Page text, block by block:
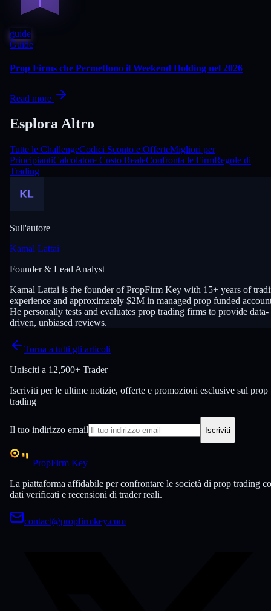
guide
Guide
Prop Firms che Permettono il Weekend Holding nel 2026
Read more
Esplora Altro
Tutte le ChallengeCodici Sconto e OfferteMigliori per
PrincipiantiCalcolatore Costo RealeConfronta le FirmRegole di
Trading
Sull'autore
Kamal Lattai
Founder & Lead Analyst
Kamal Lattai is the founder of PropFirm Key with 15+ years of
experience and approximately $2M in managed prop funded
He personally tests and evaluates prop trading firms to provide data-
driven, unbiased reviews.
Torna a tutti gli articoli
Unisciti a 12,500+ Trader
Iscriviti per le ultime notizie, offerte e promozioni esclusive sul prop
trading
Il tuo indirizzo email Iscriviti
PropFirm Key
La piattaforma affidabile per confrontare le società di prop trading
dati verificati e recensioni di trader reali.
contact@propfirmkey.com